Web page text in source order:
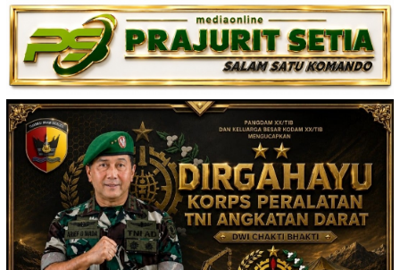
Loncat
ke
konten